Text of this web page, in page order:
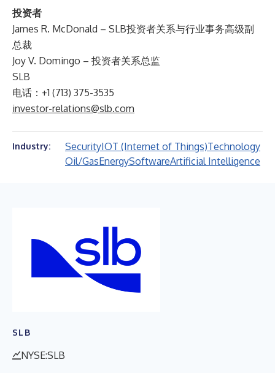
投资者
James R. McDonald – SLB投资者关系与行业事务高级副
总裁
Joy V. Domingo – 投资者关系总监
SLB
电话：+1 (713) 375-3535
investor-relations@slb.com
Industry: SecurityIOT (Internet of Things)Technology
Oil/GasEnergySoftwareArtificial Intelligence
SLB
NYSE:SLB